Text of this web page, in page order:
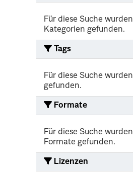
Für diese Suche
Kategorien gefunden.
Tags
Für diese Suche
gefunden.
Formate
Für diese Suche
Formate gefunden.
Lizenzen